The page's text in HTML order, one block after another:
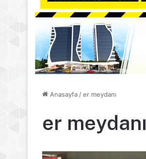
Anasayfa/er meydanı
er meydanı